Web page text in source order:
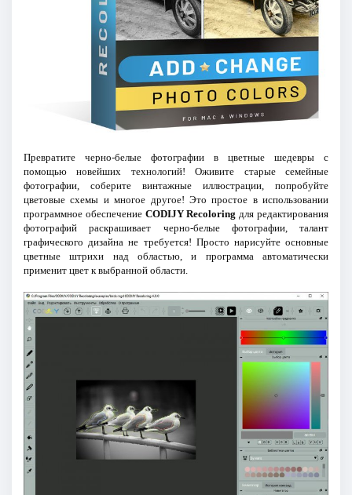
Превратите черно-белые фотографии в цветные шедевры с
помощью новейших технологий! Оживите старые семейные
фотографии, соберите винтажные иллюстрации, попробуйте
цветовые схемы и многое другое! Это простое в использовании
программное обеспечение CODIJY Recoloring для редактирования
фотографий раскрашивает черно-белые фотографии, талант
графического дизайна не требуется! Просто нарисуйте основные
цветные штрихи над областью, и программа автоматически
применит цвет к выбранной области.